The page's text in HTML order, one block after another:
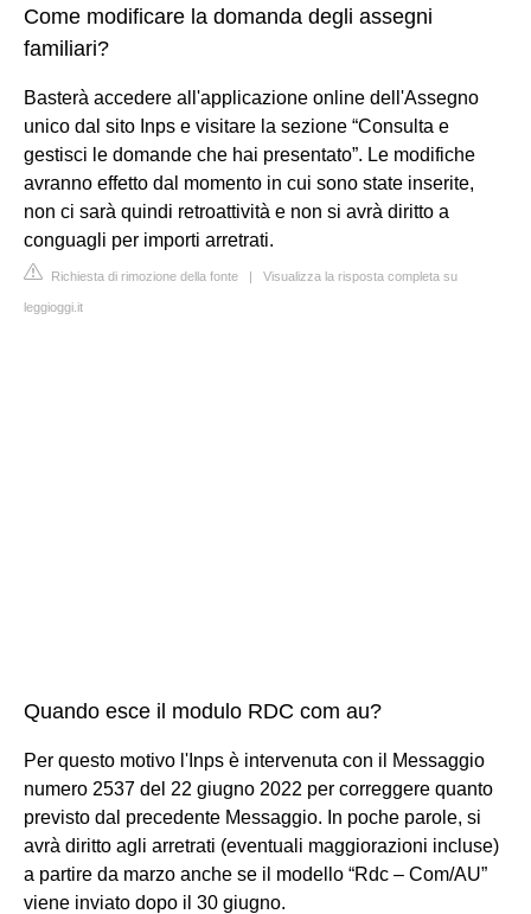
Come modificare la domanda degli assegni
familiari?
Basterà accedere all'applicazione online dell'Assegno
unico dal sito Inps e visitare la sezione “Consulta e
gestisci le domande che hai presentato”. Le modifiche
avranno effetto dal momento in cui sono state inserite,
non ci sarà quindi retroattività e non si avrà diritto a
conguagli per importi arretrati.
Richiesta di rimozione della fonte | Visualizza la risposta completa su
leggioggi.it
Quando esce il modulo RDC com au?
Per questo motivo l'Inps è intervenuta con il Messaggio
numero 2537 del 22 giugno 2022 per correggere quanto
previsto dal precedente Messaggio. In poche parole, si
avrà diritto agli arretrati (eventuali maggiorazioni incluse)
a partire da marzo anche se il modello “Rdc – Com/AU”
viene inviato dopo il 30 giugno.